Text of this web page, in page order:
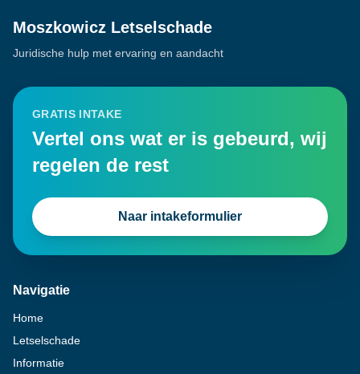
Moszkowicz Letselschade
Juridische hulp met ervaring en aandacht
GRATIS INTAKE
Vertel ons wat er is gebeurd, wij
regelen de rest
Naar intakeformulier
Navigatie
Home
Letselschade
Informatie